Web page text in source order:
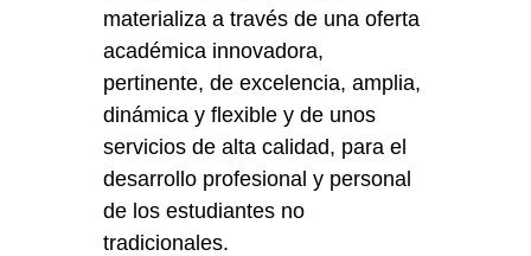
materializa a través de una oferta
académica innovadora,
pertinente, de excelencia, amplia,
dinámica y flexible y de unos
servicios de alta calidad, para el
desarrollo profesional y personal
de los estudiantes no
tradicionales.